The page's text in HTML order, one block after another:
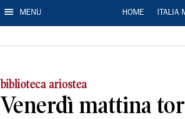
MENU HOME ITALIA
biblioteca ariostea
Venerdì mattina